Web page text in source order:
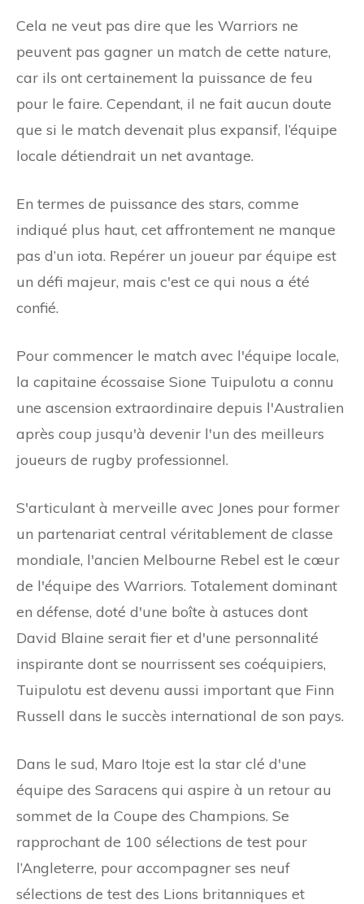
Cela ne veut pas dire que les Warriors ne
peuvent pas gagner un match de cette nature,
car ils ont certainement la puissance de feu
pour le faire. Cependant, il ne fait aucun doute
que si le match devenait plus expansif, l’équipe
locale détiendrait un net avantage.
En termes de puissance des stars, comme
indiqué plus haut, cet affrontement ne manque
pas d’un iota. Repérer un joueur par équipe est
un défi majeur, mais c'est ce qui nous a été
confié.
Pour commencer le match avec l'équipe locale,
la capitaine écossaise Sione Tuipulotu a connu
une ascension extraordinaire depuis l'Australien
après coup jusqu'à devenir l'un des meilleurs
joueurs de rugby professionnel.
S'articulant à merveille avec Jones pour former
un partenariat central véritablement de classe
mondiale, l'ancien Melbourne Rebel est le cœur
de l'équipe des Warriors. Totalement dominant
en défense, doté d'une boîte à astuces dont
David Blaine serait fier et d'une personnalité
inspirante dont se nourrissent ses coéquipiers,
Tuipulotu est devenu aussi important que Finn
Russell dans le succès international de son pays.
Dans le sud, Maro Itoje est la star clé d'une
équipe des Saracens qui aspire à un retour au
sommet de la Coupe des Champions. Se
rapprochant de 100 sélections de test pour
l’Angleterre, pour accompagner ses neuf
sélections de test des Lions britanniques et